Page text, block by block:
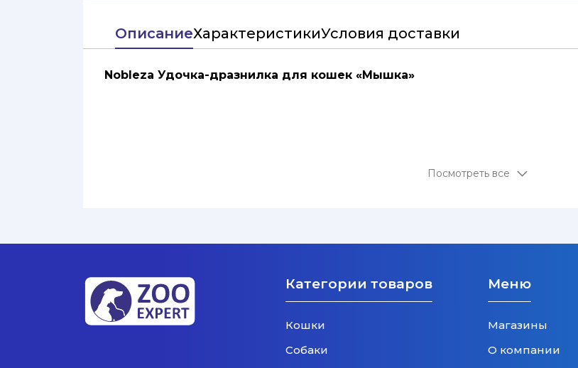
ОписаниеХарактеристикиУсловия доставки
Nobleza Удочка-дразнилка для кошек «Мышка»
Посмотреть все
Категории товаров
Кошки
Собаки
Меню
Магазины
О компании